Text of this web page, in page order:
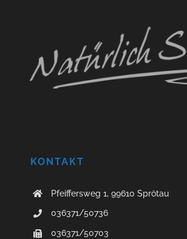
KONTAKT
Pfeiffersweg 1, 99610 Sprötau
036371/50736
036371/50703